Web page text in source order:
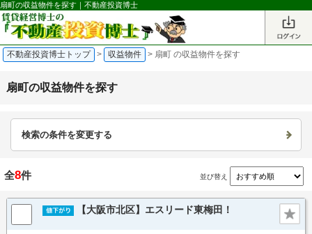
扇町の収益物件を探す｜不動産投資博士
不動産投資博士トップ > 収益物件 > 扇町 の収益物件を探す
扇町の収益物件を探す
検索の条件を変更する
全8件 並び替え
【大阪市北区】エスリード東梅田！